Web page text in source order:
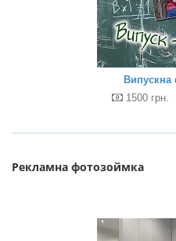
Випускна
1500 грн.
Рекламна фотозоймка